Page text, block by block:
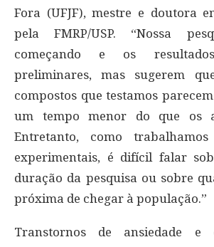
Fora (UFJF), mestre e doutora
pela FMRP/USP. “Nossa
começando e os
preliminares, mas sugerem
compostos que testamos
um tempo menor do que os
Entretanto, como
experimentais, é difícil falar
duração da pesquisa ou sobre
próxima de chegar à população.”
Transtornos de ansiedade e